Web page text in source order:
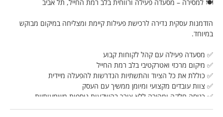
🍽️ למסירה – מסעדה פעילה ורווחית בלב רמת החייל, תל אביב
הזדמנות עסקית נדירה לרכישת פעילות קיימת ומצליחה במיקום מבוקש
במיוחד.
✅ מסעדה פעילה עם קהל לקוחות קבוע
✅ מיקום מרכזי ואטרקטיבי בלב רמת החייל
✅ כוללת את כל הציוד והתשתיות הנדרשות להפעלה מיידית
✅ צוות עובדים מקצועי ומיומן ממשיך עם העסק
✅ כניסה חלקה ומהירה ללא צורך בהשקעות נוספות משמעותיות
✅ מתאימה ליזמים, מסעדנים ומשקיעים המחפשים עסק עובד ומניב